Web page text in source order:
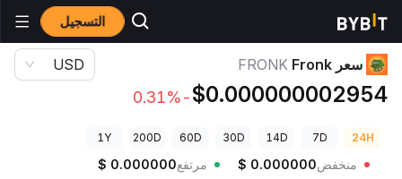
التسجيل أسعار العملات الرقمية
سعر Fronk FRONK
$0.000000002954
-0.31%
USD
24H
7D
14D
30D
60D
200D
1Y
منخفض $ 0.000000 مرتفع $ 0.000000